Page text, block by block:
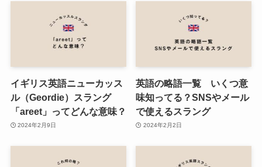
イギリス英語ニューカッス
ル（Geordie）スラング
「areet」ってどんな意味？
2024年2月9日
英語の略語一覧 いくつ意
味知ってる？SNSやメール
で使えるスラング
2024年2月2日